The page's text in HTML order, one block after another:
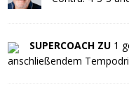
SUPERCOACH ZU 1
anschließendem